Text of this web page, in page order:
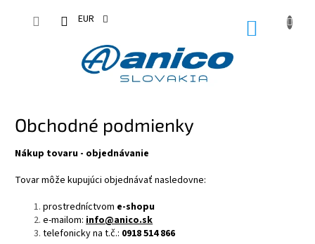
EUR
Obchodné podmienky
Nákup tovaru - objednávanie
Tovar môže kupujúci objednávať nasledovne:
prostredníctvom e-shopu
e-mailom: info@anico.sk
telefonicky na t.č.: 0918 514 866